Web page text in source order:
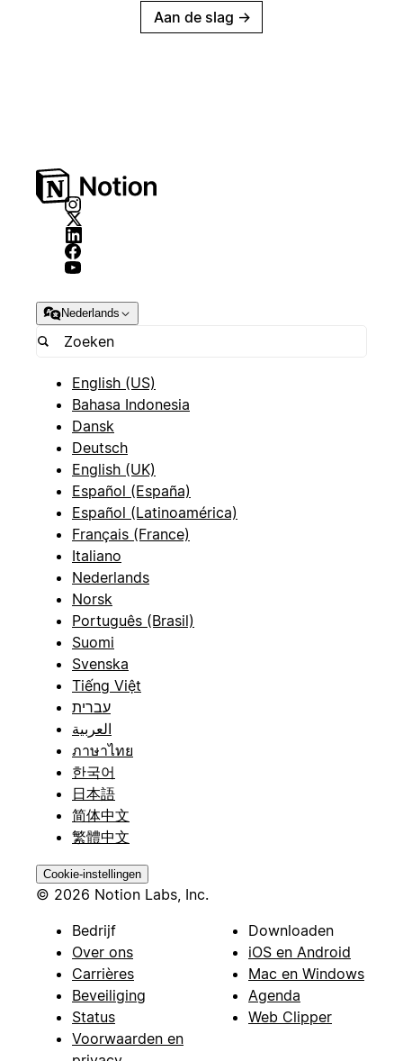
Aan de slag →
Nederlands
English (US)
Bahasa Indonesia
Dansk
Deutsch
English (UK)
Español (España)
Español (Latinoamérica)
Français (France)
Italiano
Nederlands
Norsk
Português (Brasil)
Suomi
Svenska
Tiếng Việt
עברית
العربية
ภาษาไทย
한국어
日本語
简体中文
繁體中文
Cookie-instellingen
© 2026 Notion Labs, Inc.
Bedrijf
Over ons
Carrières
Beveiliging
Status
Voorwaarden en
Downloaden
iOS en Android
Mac en Windows
Agenda
Web Clipper